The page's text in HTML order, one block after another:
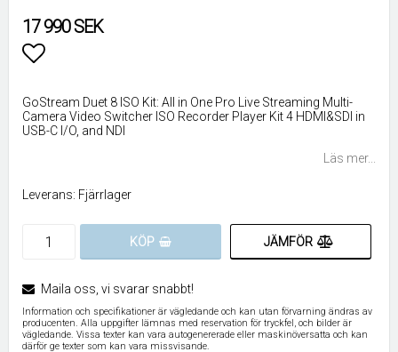
17 990 SEK
GoStream Duet 8 ISO Kit: All in One Pro Live Streaming Multi-
Camera Video Switcher ISO Recorder Player Kit 4 HDMI&SDI in
USB-C I/O, and NDI
Läs mer...
Leverans: Fjärrlager
KÖP JÄMFÖR
Maila oss, vi svarar snabbt!
Information och specifikationer är vägledande och kan utan förvarning ändras av
producenten. Alla uppgifter lämnas med reservation för tryckfel, och bilder är
vägledande. Vissa texter kan vara autogenererade eller maskinöversatta och kan
därför ge texter som kan vara missvisande.